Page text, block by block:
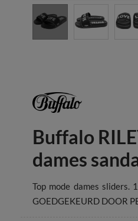
Buffalo
dames
Top mode dames sliders.
GOEDGEKEURD DOOR